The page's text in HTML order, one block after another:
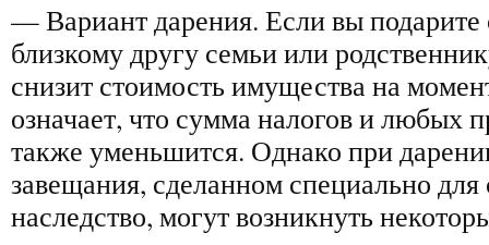
— Вариант дарения. Если вы
близкому другу семьи или
снизит стоимость имущества на
означает, что сумма налогов и любых
также уменьшится. Однако при
завещания, сделанном специально
наследство, могут возникнуть